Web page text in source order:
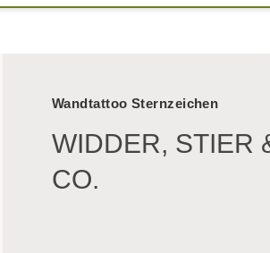
Wandtattoo Sternzeichen
WIDDER, STIER
CO.